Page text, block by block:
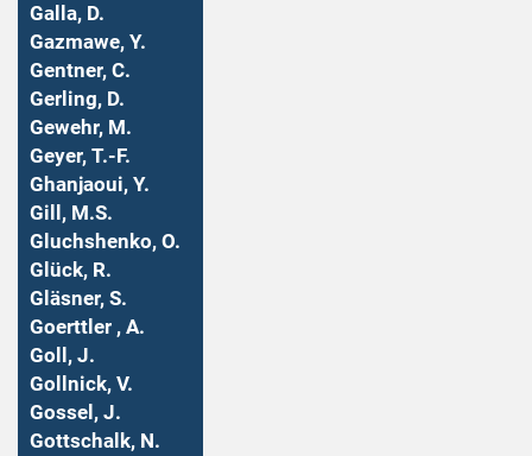
Galla, D.
Gazmawe, Y.
Gentner, C.
Gerling, D.
Gewehr, M.
Geyer, T.-F.
Ghanjaoui, Y.
Gill, M.S.
Gluchshenko, O.
Glück, R.
Gläsner, S.
Goerttler , A.
Goll, J.
Gollnick, V.
Gossel, J.
Gottschalk, N.